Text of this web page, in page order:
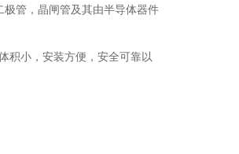
极管，晶闸管及其由半导体器件
积小，安装方便，安全可靠以